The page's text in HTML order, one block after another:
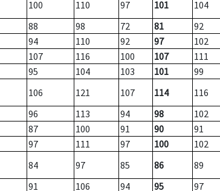
100 110 97 101
104
88 98 72 81
92
94 110 92 97
102
107 116 100 107
111
95 104 103 101
99
106 121 107 114
116
96 113 94 98
102
87 100 91 90
91
97 111 97 100
102
84 97 85 86
89
91 106 94 95
97